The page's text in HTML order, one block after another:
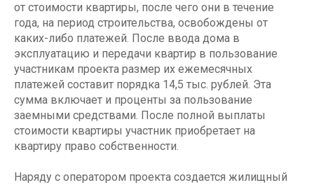
от стоимости квартиры, после чего они в течение
года, на период строительства, освобождены от
каких-либо платежей. После ввода дома в
эксплуатацию и передачи квартир в пользование
участникам проекта размер их ежемесячных
платежей составит порядка 14,5 тыс. рублей. Эта
сумма включает и проценты за пользование
заемными средствами. После полной выплаты
стоимости квартиры участник приобретает на
квартиру право собственности.
Наряду с оператором проекта создается жилищный